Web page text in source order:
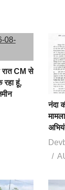
CM से
रहा हूं,
नंदा